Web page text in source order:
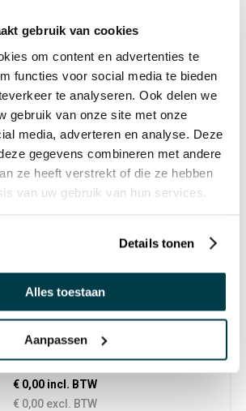
gebruik van cookies
om content en advertenties te
functies voor social media te bieden
te analyseren. Ook delen we
gebruik van onze site met onze
media, adverteren en analyse. Deze
gegevens combineren met andere
ze heeft verstrekt of die ze hebben
van uw gebruik van hun services.
Details tonen
Alles toestaan
Aanpassen
matras
€ 529,00 incl.
€ 437,19 excl.
OOK:
Kleurenstaal - Nenko Bisonyl
€ 0,00 incl. BTW
€ 0,00 excl. BTW